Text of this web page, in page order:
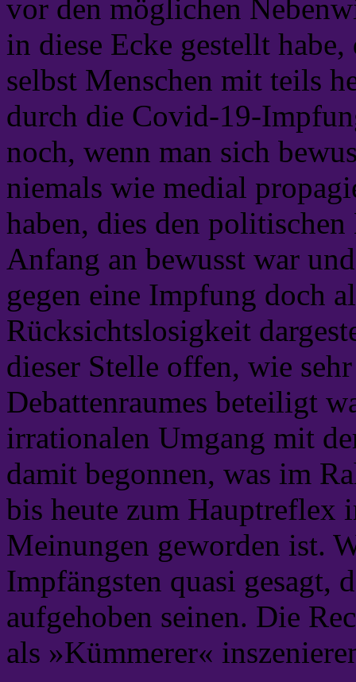
vor den möglichen
in diese Ecke gestellt
selbst Menschen mit teils
durch die Covid-19-
noch, wenn man sich
niemals wie medial
haben, dies den
Anfang an bewusst war
gegen eine Impfung doch
Rücksichtslosigkeit
dieser Stelle offen, wie
Debattenraumes beteiligt
irrationalen Umgang mit
damit begonnen, was im
bis heute zum Hauptreflex
Meinungen geworden ist.
Impfängsten quasi gesagt,
aufgehoben seinen. Die
als »Kümmerer«